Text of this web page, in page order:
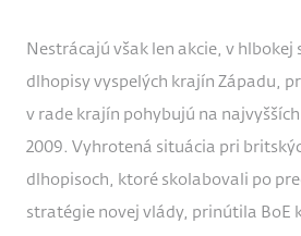
Nestrácajú však len akcie, v hlbokej
dlhopisy vyspelých krajín Západu,
v rade krajín pohybujú na
2009. Vyhrotená situácia pri
dlhopisoch, ktoré skolabovali po
stratégie novej vlády, prinútila BoE